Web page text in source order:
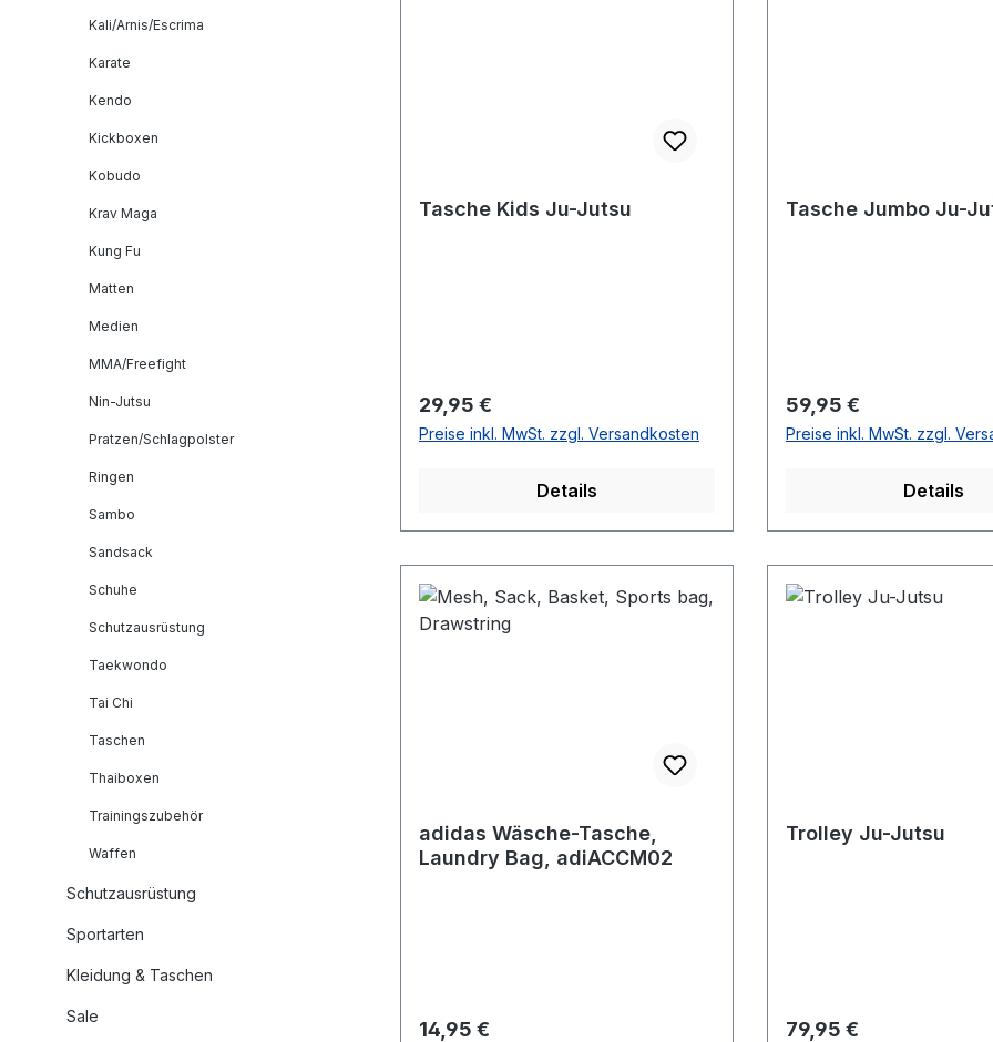
Kali/Arnis/Escrima
Karate
Kendo
Kickboxen
Kobudo
Krav Maga
Kung Fu
Matten
Medien
MMA/Freefight
Nin-Jutsu
Pratzen/Schlagpolster
Ringen
Sambo
Sandsack
Schuhe
Schutzausrüstung
Taekwondo
Tai Chi
Taschen
Thaiboxen
Trainingszubehör
Waffen
Schutzausrüstung
Sportarten
Kleidung & Taschen
Sale
Tasche Kids Ju-Jutsu
Regulärer Preis:
29,95 €
Preise inkl. MwSt. zzgl. Versandkosten
Details
Tasche Jumbo Ju-
Regulärer Preis:
59,95 €
Preise inkl. MwSt. zzgl.
Details
adidas Wäsche-Tasche,
Laundry Bag, adiACCM02
Regulärer Preis:
14,95 €
Trolley Ju-Jutsu
Regulärer Preis:
79,95 €